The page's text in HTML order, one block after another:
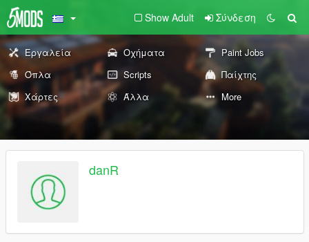
Show Adult Σύνδεση
Εργαλεία Οχήματα
Paint Jobs
Όπλα
Scripts
Παίχτης
Χάρτες
Άλλα More
danR